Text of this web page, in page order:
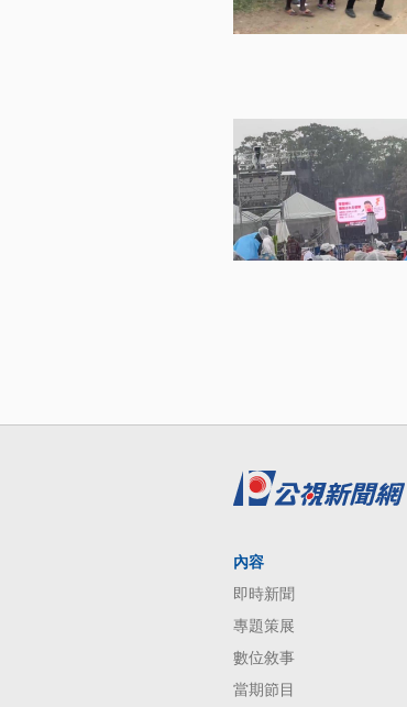
內容
即時新聞
專題策展
數位敘事
當期節目